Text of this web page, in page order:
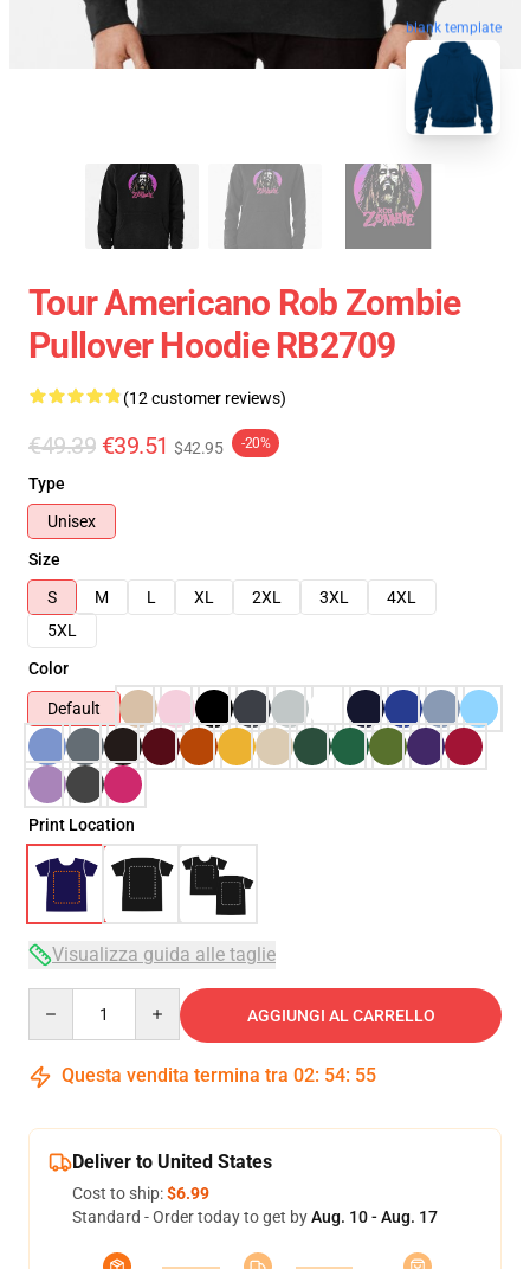
blank template
Tour Americano Rob Zombie
Pullover Hoodie RB2709
(12 customer reviews)
€49.39 €39.51 $42.95 -20%
Type
Unisex
Size
S
M L XL 2XL 3XL
4XL
5XL
Color
Default
Print Location
Visualizza guida alle taglie
AGGIUNGI AL CARRELLO
Questa vendita termina tra 02: 54: 54
Deliver to United States
Cost to ship:$6.99
Standard - Order today to get byAug. 10 - Aug. 17